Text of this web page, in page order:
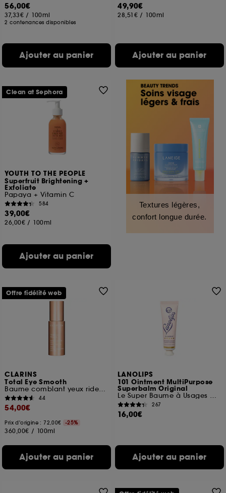
56,00€
37,33€ / 100ml
2 contenances disponibles
Ajouter au panier
49,90€
28,51€ / 100ml
Ajouter au panier
YOUTH TO THE PEOPLE
Superfruit Brightening +
Exfoliate
Papaya + Vitamin C
584
39,00€
26,00€ / 100ml
Ajouter au panier
Clean at Sephora
Textures légères,
confort longue durée.
CLARINS
Total Eye Smooth
Baume comblant yeux rides et fermeté
44
54,00€
Prix d'origine : 72,00€ -25%
360,00€ / 100ml
Ajouter au panier
Offre fidélité web
LANOLIPS
101 Ointment MultiPurpose
Superbalm Original
Le Super Baume à Usages Multiples
267
16,00€
Ajouter au panier